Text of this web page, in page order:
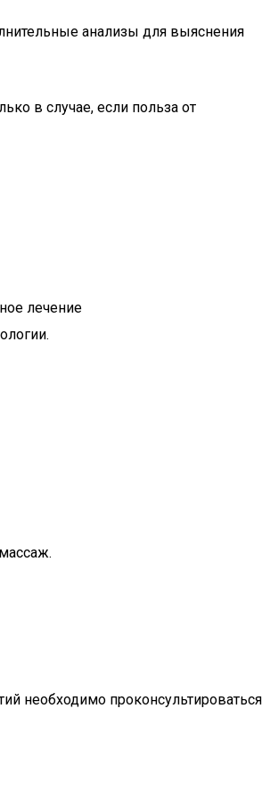
анализы для выяснения
в случае, если польза от
лечение
необходимо проконсультироваться